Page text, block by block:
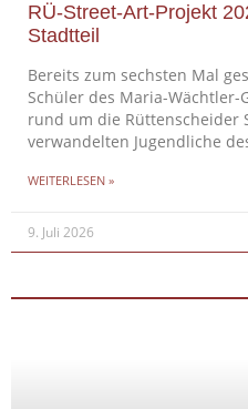
RÜ-Street-Art-Projekt
Stadtteil
Bereits zum sechsten Mal
Schüler des Maria-Wächtler-
rund um die Rüttenscheider
verwandelten Jugendliche
WEITERLESEN »
9. Juli 2026